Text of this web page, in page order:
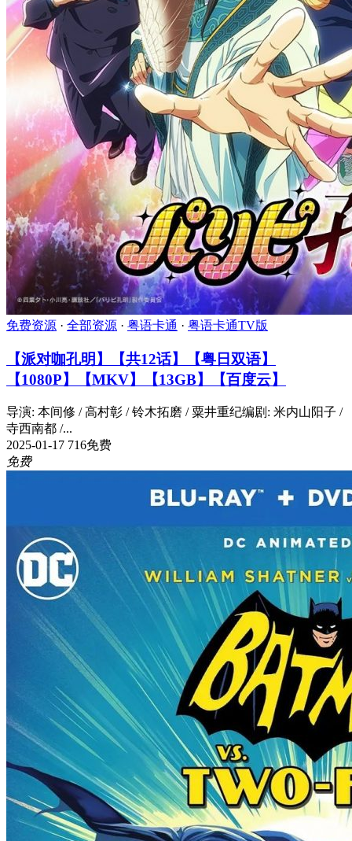
免费资源 · 全部资源 · 粤语卡通 · 粤语卡通TV版
【派对咖孔明】【共12话】【粤日双语】
【1080P】【MKV】【13GB】【百度云】
导演: 本间修 / 高村彰 / 铃木拓磨 / 粟井重纪编剧: 米内山阳子 /
寺西南都 /...
2025-01-17 716免费
免费